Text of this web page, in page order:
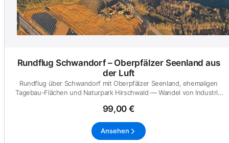
Rundflug Schwandorf – Oberpfälzer Seenland aus
der Luft
Rundflug über Schwandorf mit Oberpfälzer Seenland, ehemaligen
Tagebau-Flächen und Naturpark Hirschwald — Wandel von Industrie
99,00 €
Ansehen